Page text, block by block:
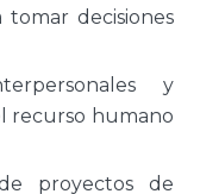
tomar decisiones
y
recurso humano
proyectos de